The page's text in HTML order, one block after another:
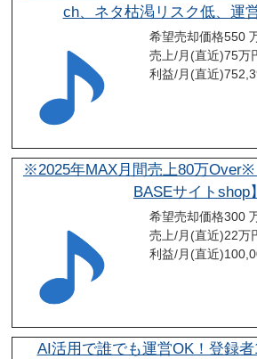
ch、ネタ枯渇リスク低、運
希望売却価格550
売上/月(直近)75万
利益/月(直近)
※2025年MAX月間売上80万Over※
BASEサイトshop】
希望売却価格300
売上/月(直近)22万
利益/月(直近)
AI活用で誰でも運営OK！登録